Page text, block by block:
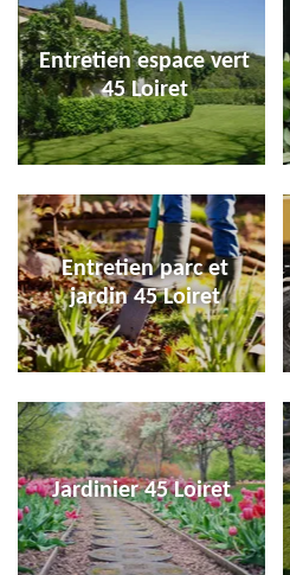
Entretien espace vert
45 Loiret
Entretien parc et
jardin 45 Loiret
Jardinier 45 Loiret